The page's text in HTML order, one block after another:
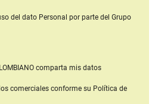
del dato Personal por parte del Grupo
comparta mis datos
comerciales conforme su Política de